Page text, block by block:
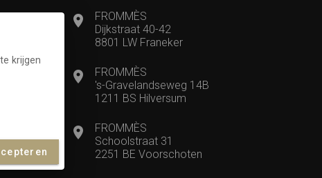
FROMMÈS
Dijkstraat 40-42
8801 LW Franeker
FROMMÈS
's-Gravelandseweg 14B
1211 BS Hilversum
FROMMÈS
Schoolstraat 31
2251 BE Voorschoten
krijgen